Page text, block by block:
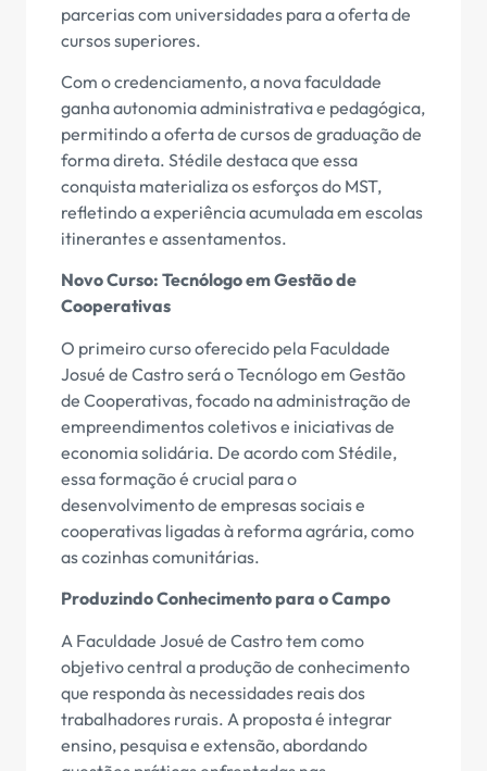
parcerias com universidades para a oferta de
cursos superiores.
Com o credenciamento, a nova faculdade
ganha autonomia administrativa e pedagógica,
permitindo a oferta de cursos de graduação de
forma direta. Stédile destaca que essa
conquista materializa os esforços do MST,
refletindo a experiência acumulada em escolas
itinerantes e assentamentos.
Novo Curso: Tecnólogo em Gestão de
Cooperativas
O primeiro curso oferecido pela Faculdade
Josué de Castro será o Tecnólogo em Gestão
de Cooperativas, focado na administração de
empreendimentos coletivos e iniciativas de
economia solidária. De acordo com Stédile,
essa formação é crucial para o
desenvolvimento de empresas sociais e
cooperativas ligadas à reforma agrária, como
as cozinhas comunitárias.
Produzindo Conhecimento para o Campo
A Faculdade Josué de Castro tem como
objetivo central a produção de conhecimento
que responda às necessidades reais dos
trabalhadores rurais. A proposta é integrar
ensino, pesquisa e extensão, abordando